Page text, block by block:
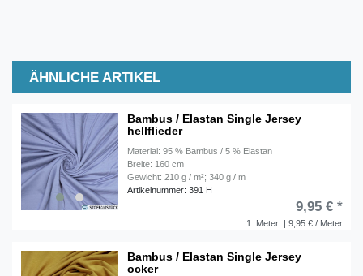
ÄHNLICHE ARTIKEL
Bambus / Elastan Single Jersey
hellflieder
Material: 95 % Bambus / 5 % Elastan
Breite: 160 cm
Gewicht: 210 g / m²; 340 g / m
Artikelnummer: 391 H
1 Meter | 9,95 € / Meter
9,95 € *
Bambus / Elastan Single Jersey
ocker